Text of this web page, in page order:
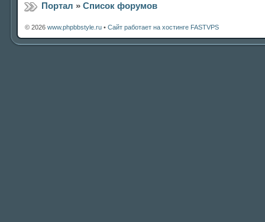
Портал »Список форумов
© 2026 www.phpbbstyle.ru • Сайт работает на хостинге FASTVPS